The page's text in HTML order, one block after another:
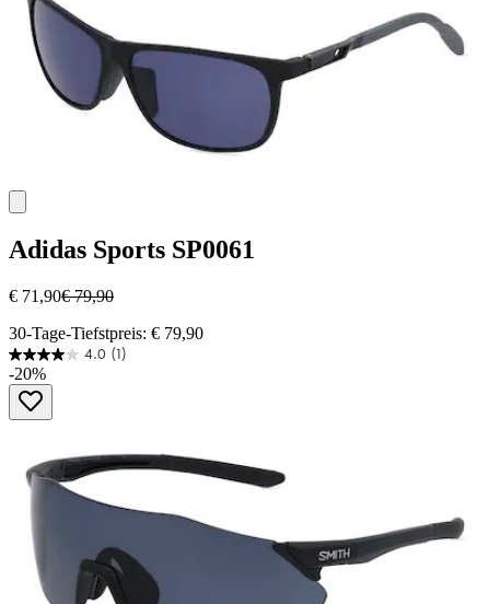
Adidas Sports SP0061
€ 71,90€ 79,90
30-Tage-Tiefstpreis: € 79,90
4.0 (1)
4.0
von
Sternen.
Bewertung
-20%